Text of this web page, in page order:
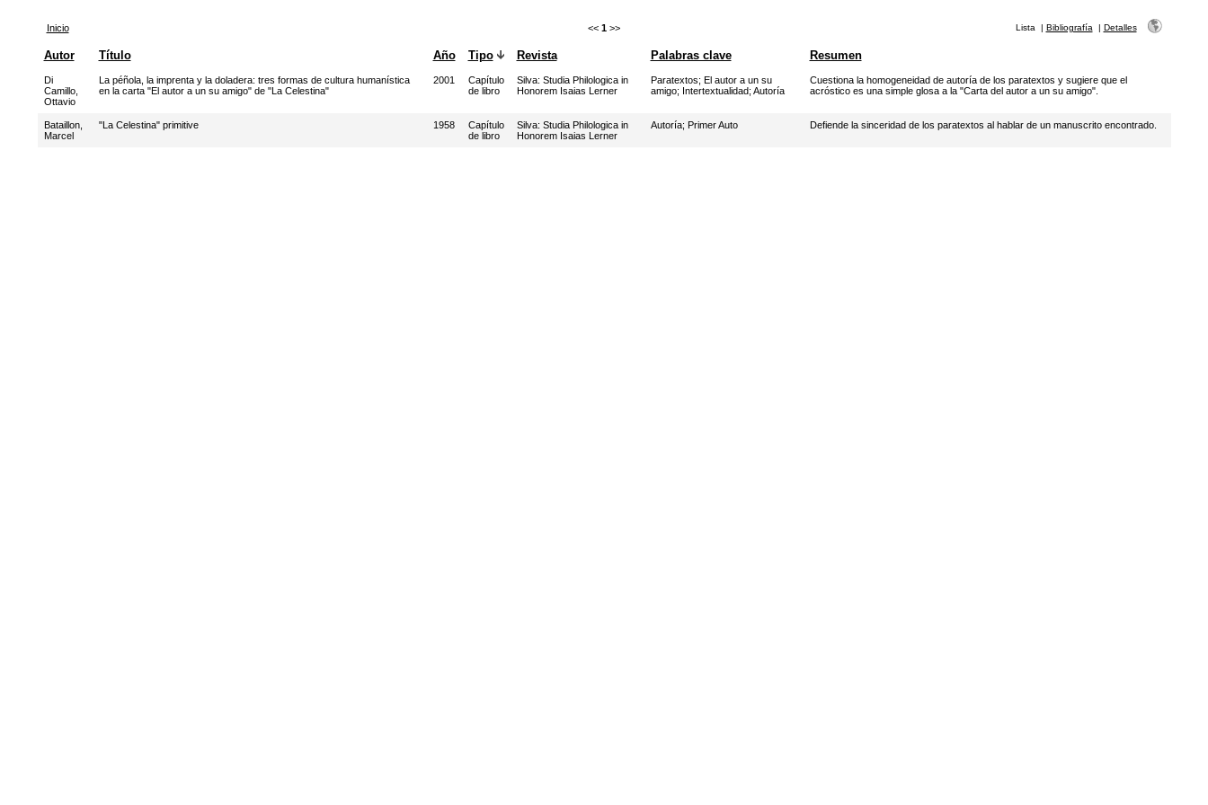
Inicio << 1 >> Lista | Bibliografía | Detalles
Autor Título Año Tipo Revista Palabras clave Resumen
Di
Camillo,
Ottavio
La péñola, la imprenta y la doladera: tres formas de cultura humanística
en la carta "El autor a un su amigo" de "La Celestina"
2001
Capítulo
de libro
Silva: Studia Philologica in
Honorem Isaias Lerner
Paratextos; El autor a un su
amigo; Intertextualidad; Autoría
Cuestiona la homogeneidad de autoría de los paratextos y sugiere que el
acróstico es una simple glosa a la "Carta del autor a un su amigo".
Bataillon,
Marcel
"La Celestina" primitive 1958
Capítulo
de libro
Silva: Studia Philologica in
Honorem Isaias Lerner
Autoría; Primer Auto Defiende la sinceridad de los paratextos al hablar de un manuscrito encontrado.